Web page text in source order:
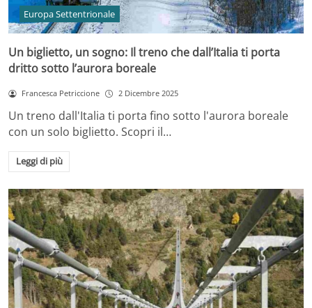
Europa Settentrionale
Un biglietto, un sogno: Il treno che dall’Italia ti porta
dritto sotto l’aurora boreale
Francesca Petriccione 2 Dicembre 2025
Un treno dall'Italia ti porta fino sotto l'aurora boreale
con un solo biglietto. Scopri il…
Leggi di più